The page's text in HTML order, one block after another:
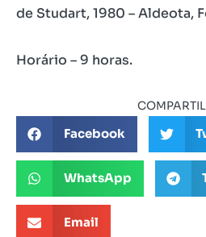
de Studart, 1980 – Aldeota,
Horário – 9 horas.
Facebook
WhatsApp
Email